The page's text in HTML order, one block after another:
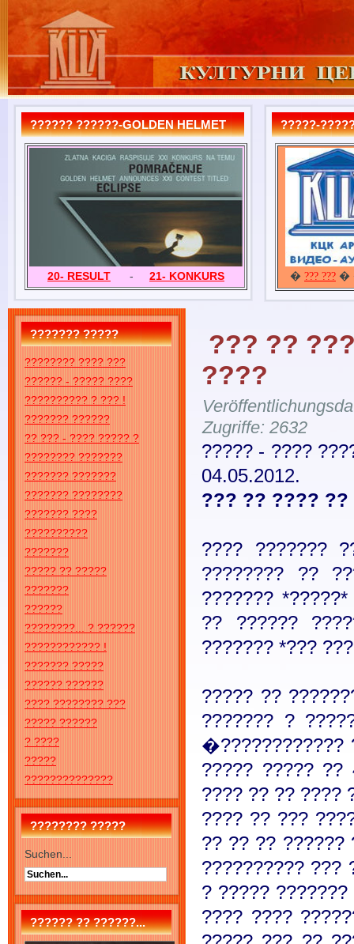
?????? ??????-GOLDEN HELMET
20- RESULT - 21- KONKURS
?????-
� ??? ??? �
??????? ?????
???????? ???? ???
?????? - ????? ????
?????????? ? ??? !
??????? ??????
?? ??? - ???? ????? ?
???????? ???????
??????? ???????
??????? ????????
??????? ????
??????????
???????
????? ?? ?????
???????
??????
????????... ? ??????
???????????? !
??????? ?????
?????? ??????
???? ???????? ???
????? ??????
? ????
?????
??????????????
???????? ?????
Suchen...
?????? ?? ??????...
??? ??
????
Zugriffe: 2632
????? - ????
04.05.2012.
??? ?? ????
???? ???????
???????? ??
???????
?? ??????
??????? *???
????? ??
??????? ?
�????????????
????? ?????
???? ?? ?? ????
???? ?? ???
?? ?? ?? ??????
?????????? ???
? ?????
???? ????